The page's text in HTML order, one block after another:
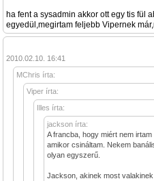
ha fent a sysadmin akkor ott egy tis fül
egyedül,megirtam feljebb Vipernek
2010.02.10. 16:41
MChris írta:
Viper írta:
Illes írta:
jackson írta:
A francba, hogy miért nem
amikor csináltam. Nekem
olyan egyszerű.
Jackson, akinek most